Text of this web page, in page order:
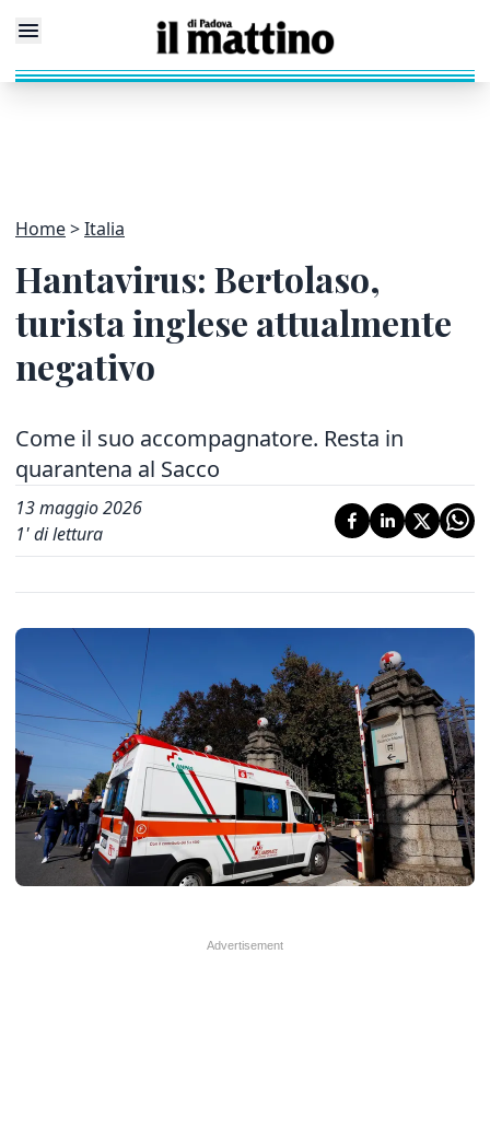
Home Italia
Hantavirus: Bertolaso,
turista inglese attualmente
negativo
Come il suo accompagnatore. Resta in
quarantena al Sacco
13 maggio 2026
1' di lettura